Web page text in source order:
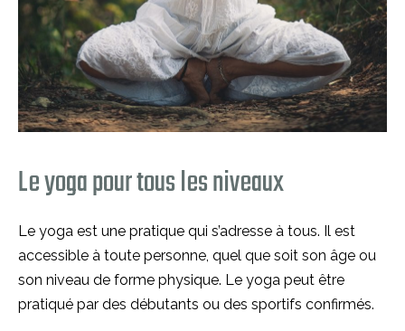
Le yoga pour tous les niveaux
Le yoga est une pratique qui s’adresse à tous. Il est
accessible à toute personne, quel que soit son âge ou
son niveau de forme physique. Le yoga peut être
pratiqué par des débutants ou des sportifs confirmés.